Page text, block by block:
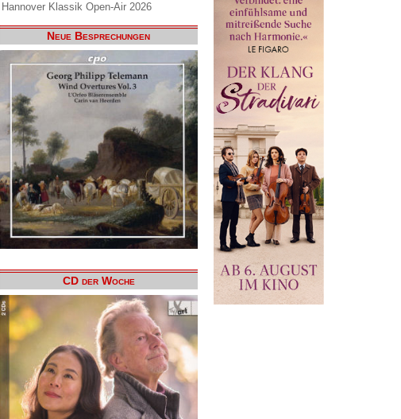
Hannover Klassik Open-Air 2026
Neue Besprechungen
CD der Woche